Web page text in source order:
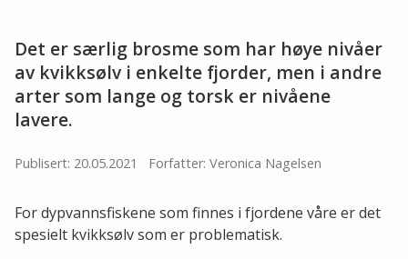
Det er særlig brosme som har høye nivåer
av kvikksølv i enkelte fjorder, men i andre
arter som lange og torsk er nivåene
lavere.
Publisert: 20.05.2021 Forfatter: Veronica Nagelsen
For dypvannsfiskene som finnes i fjordene våre er det
spesielt kvikksølv som er problematisk.